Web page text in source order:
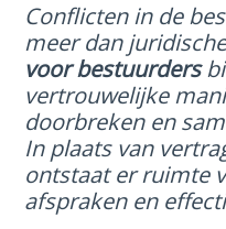
Conflicten in de
meer dan
voor bestuurders
vertrouwelijke
doorbreken en
In plaats van
ontstaat er ruimte
afspraken en